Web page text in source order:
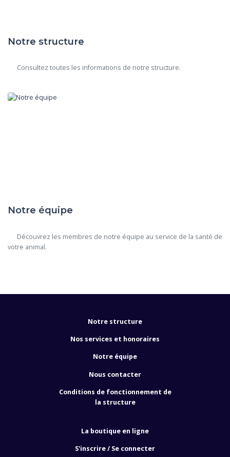
Notre structure
Notre équipe
votre animal.
Notre structure
Nos services et honoraires
Notre équipe
Nous contacter
Conditions de fonctionnement de
la structure
La boutique en ligne
S'inscrire / Se connecter